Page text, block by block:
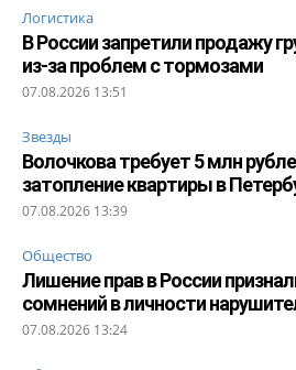
Логистика
В России запретили продажу
из-за проблем с тормозами
07.08.2026 13:51
Звезды
Волочкова требует 5 млн
затопление квартиры в
07.08.2026 13:39
Общество
Лишение прав в России
сомнений в личности
07.08.2026 13:24